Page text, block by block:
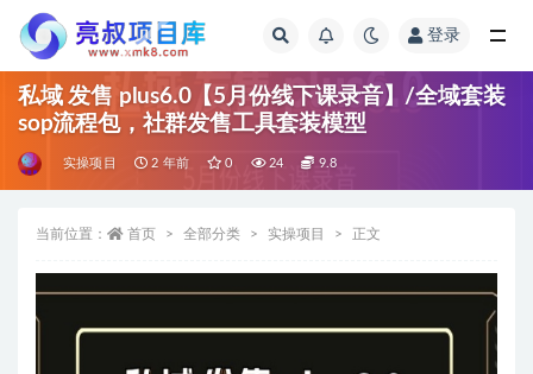
登录
私域 发售 plus6.0【5月份线下课录音】/全域套装
sop流程包，社群发售工具套装模型
实操项目 2 年前 0 24 9.8
当前位置： 首页 全部分类 实操项目 正文